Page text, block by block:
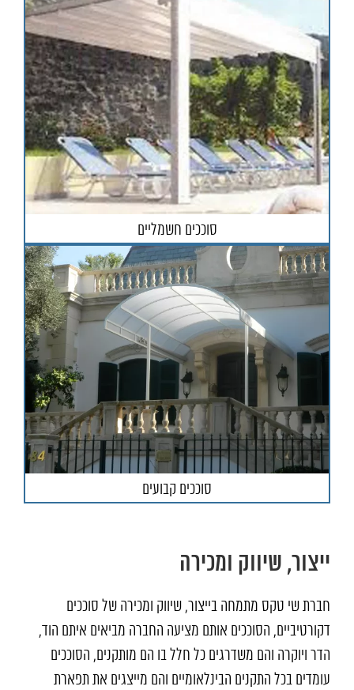
סוככים חשמליים
סוככים קבועים
ייצור, שיווק ומכירה
חברת שי טקס מתמחה בייצור, שיווק ומכירה של סוככים
דקורטיביים, הסוככים אותם מציעה החברה מביאים איתם הוד,
הדר ויוקרה והם משדרגים כל חלל בו הם מותקנים, הסוככים
עומדים בכל התקנים הבינלאומיים והם מייצגים את תפארת